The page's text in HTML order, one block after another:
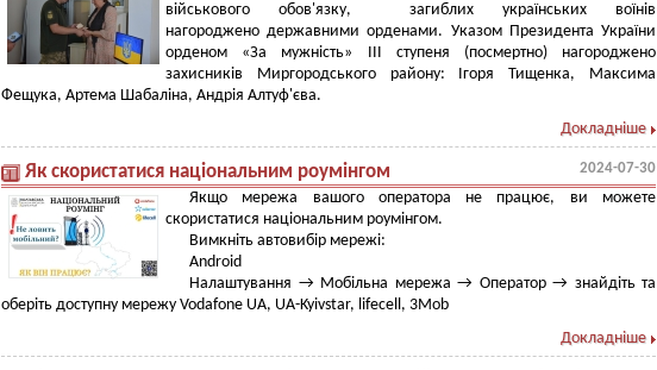
військового обов'язку, загиблих українських воїнів
нагороджено державними орденами. Указом Президента України
орденом «За мужність» ІІІ ступеня (посмертно) нагороджено
захисників Миргородського району: Ігоря Тищенка, Максима
Фещука, Артема Шабаліна, Андрія Алтуф'єва.
Докладніше
Як скористатися національним роумінгом 2024-07-30
Якщо мережа вашого оператора не працює, ви можете
скористатися національним роумінгом.
Вимкніть автовибір мережі:
Android
Налаштування → Мобільна мережа → Оператор → знайдіть та
оберіть доступну мережу Vodafone UA, UA-Kyivstar, lifecell, 3Mob
Докладніше